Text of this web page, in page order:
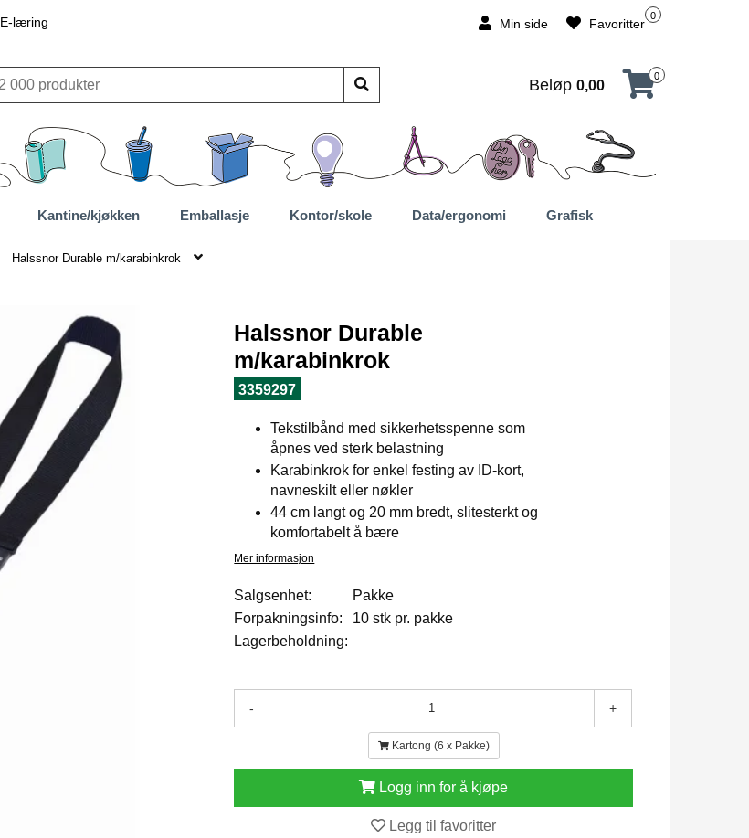
E-læring Min side
0
Favoritter
Beløp 0,00
0
Kantine/kjøkken Emballasje Kontor/skole Data/ergonomi Grafisk
Halssnor Durable m/karabinkrok
Halssnor Durable
m/karabinkrok
3359297
Tekstilbånd med sikkerhetsspenne som
åpnes ved sterk belastning
Karabinkrok for enkel festing av ID-kort,
navneskilt eller nøkler
44 cm langt og 20 mm bredt, slitesterkt og
komfortabelt å bære
Mer informasjon
Salgsenhet:
Pakke
Forpakningsinfo:
10 stk pr. pakke
Lagerbeholdning:
- +
Kartong (6 x Pakke)
Logg inn for å kjøpe
Legg til favoritter